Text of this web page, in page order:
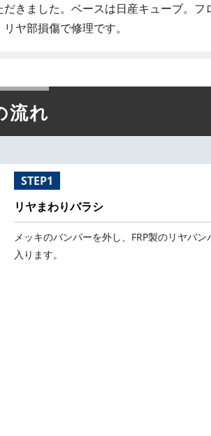
きました。ベースは日産キューブ。フ
ヤ部損傷で修理です。
流れ
STEP1
リヤまわりバラシ
メッキのバンパーを外し、FRP製のリヤバ
入ります。